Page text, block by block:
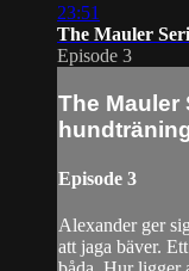
23:51
The Mauler
Episode 3
The Mauler
Episode 3
Alexander ger
att jaga bäver.